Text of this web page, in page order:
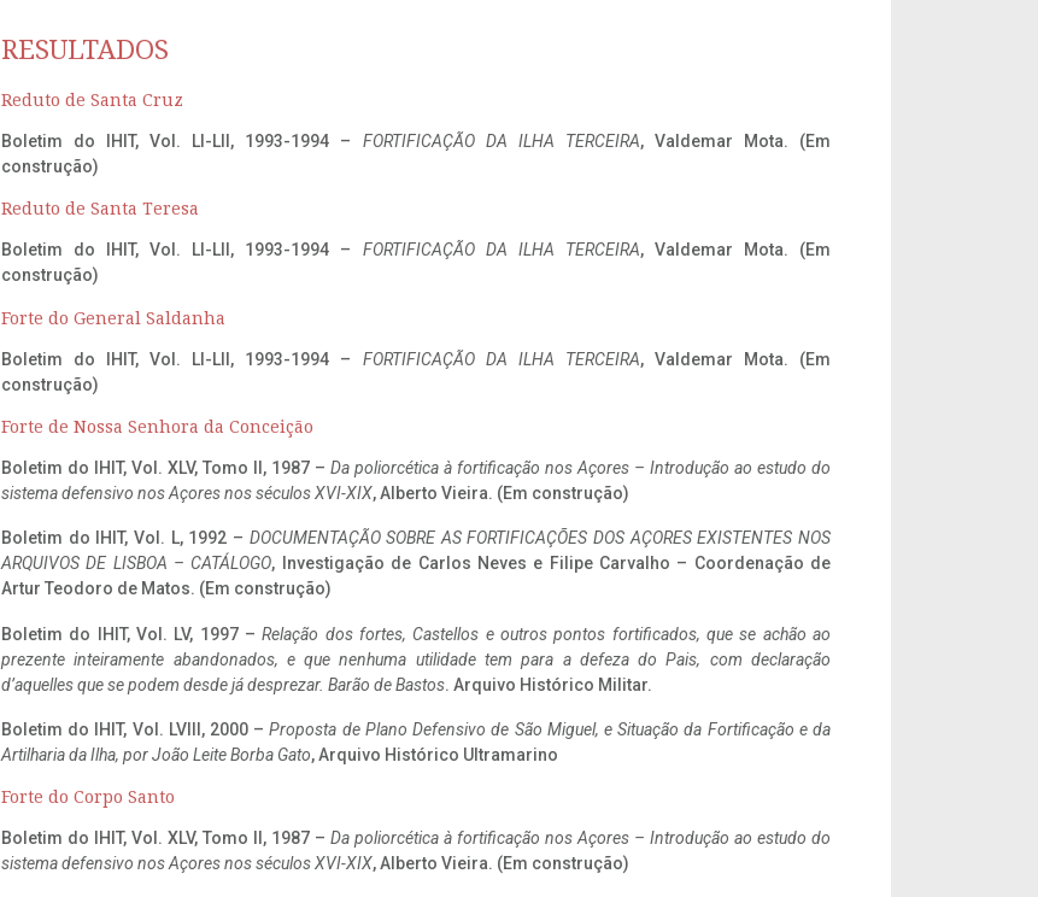
RESULTADOS
Reduto de Santa Cruz
Boletim do IHIT, Vol. LI-LII, 1993-1994 – FORTIFICAÇÃO DA ILHA TERCEIRA, Valdemar Mota. (Em
construção)
Reduto de Santa Teresa
Boletim do IHIT, Vol. LI-LII, 1993-1994 – FORTIFICAÇÃO DA ILHA TERCEIRA, Valdemar Mota. (Em
construção)
Forte do General Saldanha
Boletim do IHIT, Vol. LI-LII, 1993-1994 – FORTIFICAÇÃO DA ILHA TERCEIRA, Valdemar Mota. (Em
construção)
Forte de Nossa Senhora da Conceição
Boletim do IHIT, Vol. XLV, Tomo II, 1987 – Da poliorcética à fortificação nos Açores – Introdução ao estudo do
sistema defensivo nos Açores nos séculos XVI-XIX, Alberto Vieira. (Em construção)
Boletim do IHIT, Vol. L, 1992 – DOCUMENTAÇÃO SOBRE AS FORTIFICAÇÕES DOS AÇORES EXISTENTES NOS
ARQUIVOS DE LISBOA – CATÁLOGO, Investigação de Carlos Neves e Filipe Carvalho – Coordenação de
Artur Teodoro de Matos. (Em construção)
Boletim do IHIT, Vol. LV, 1997 –Relação dos fortes, Castellos e outros pontos fortificados, que se achão ao
prezente inteiramente abandonados, e que nenhuma utilidade tem para a defeza do Pais, com declaração
d’aquelles que se podem desde já desprezar. Barão de Bastos. Arquivo Histórico Militar.
Boletim do IHIT, Vol. LVIII, 2000 –Proposta de Plano Defensivo de São Miguel, e Situação da Fortificação e da
Artilharia da Ilha, por João Leite Borba Gato, Arquivo Histórico Ultramarino
Forte do Corpo Santo
Boletim do IHIT, Vol. XLV, Tomo II, 1987 – Da poliorcética à fortificação nos Açores – Introdução ao estudo do
sistema defensivo nos Açores nos séculos XVI-XIX, Alberto Vieira. (Em construção)